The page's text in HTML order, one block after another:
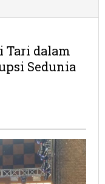
Tari dalam
Sedunia